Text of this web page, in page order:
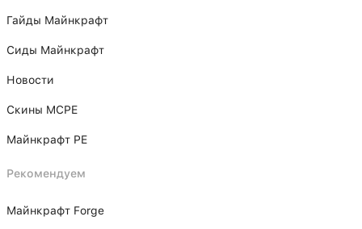
Гайды Майнкрафт
Сиды Майнкрафт
Новости
Скины MCPE
Майнкрафт PE
Рекомендуем
Майнкрафт Forge